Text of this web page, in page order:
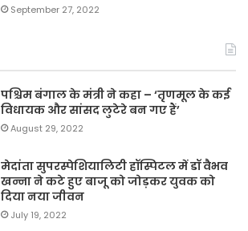
September 27, 2022
पश्चिम बंगाल के मंत्री ने कहा – ‘तृणमूल के कई
विधायक और सांसद लुटेरे बन गए हैं’
August 29, 2022
मेदांता सुपरस्पेशियालिटी हॉस्पिटल में डॉ वैभव
खन्ना ने कटे हुए बाजू को जोड़कर युवक को
दिया नया जीवन
July 19, 2022